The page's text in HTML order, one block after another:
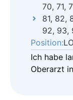
70, 71,
81, 82,
92, 93,
Position:
Ich habe
Oberarzt